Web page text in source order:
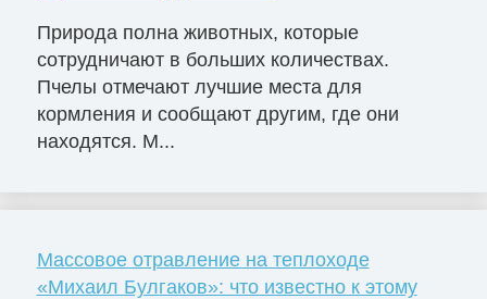
Природа полна животных, которые
сотрудничают в больших количествах.
Пчелы отмечают лучшие места для
кормления и сообщают другим, где они
находятся. М...
Массовое отравление на теплоходе
«Михаил Булгаков»: что известно к этому